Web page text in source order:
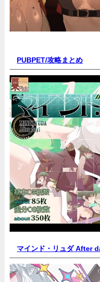
PUBPET/攻略まとめ
マインド・リュダ After